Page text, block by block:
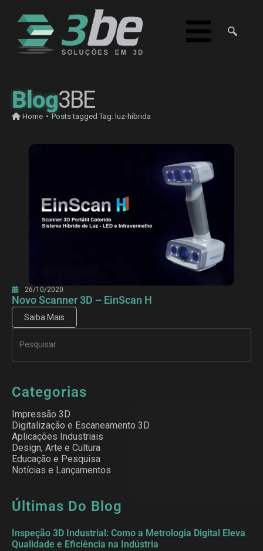
Blog3BE
Home • Posts tagged Tag: luz-híbrida
26/10/2020
Novo Scanner 3D – EinScan H
Saiba Mais
Categorias
Impressão 3D
Digitalização e Escaneamento 3D
Aplicações Industriais
Design, Arte e Cultura
Educação e Pesquisa
Notícias e Lançamentos
Últimas Do Blog
Inspeção 3D Industrial: Como a Metrologia Digital Eleva
Qualidade e Eficiência na Indústria